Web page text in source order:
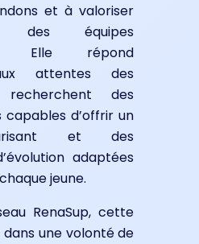
et à valoriser
des équipes
Elle répond
attentes des
des
d’offrir un
et des
adaptées
jeune.
RenaSup, cette
dans une volonté de